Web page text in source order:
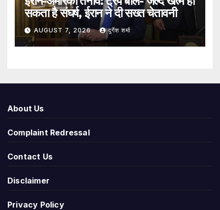
सकता है संघर्ष, ईरान ने दी सख्त चेतावनी
AUGUST 7, 2026 दुर्गेश शर्मा
About Us
Complaint Redressal
Contact Us
Disclaimer
Privacy Policy